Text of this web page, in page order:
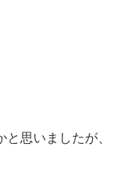
思いましたが、